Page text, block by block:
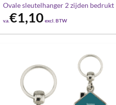
Ovale sleutelhanger 2 zijden bedrukt
v.a.€1,10 excl. BTW